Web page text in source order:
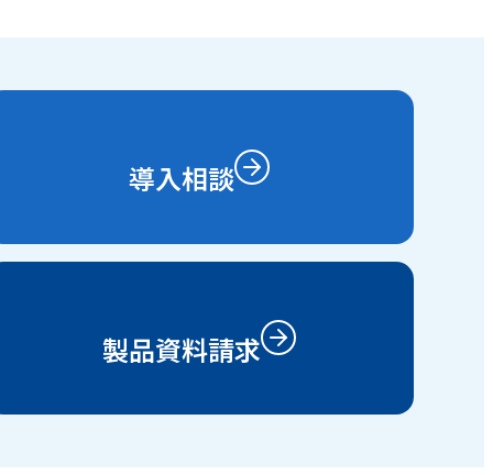
導入相談
製品資料請求